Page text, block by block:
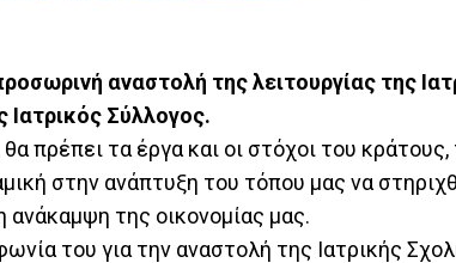
αναστολή της λειτουργίας της
Ιατρικός Σύλλογος.
πρέπει τα έργα και οι στόχοι του κράτους,
στην ανάπτυξη του τόπου μας να
της οικονομίας μας.
του για την αναστολή της Ιατρικής